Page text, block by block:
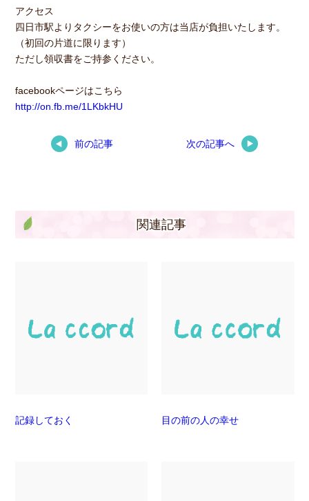
アクセス
四日市駅よりタクシーをお使いの方は当店が負担いたします。
（初回の片道に限ります）
ただし領収書をご持参ください。
facebookページはこちら
http://on.fb.me/1LKbkHU
前の記事 次の記事へ
関連記事
記録しておく 目の前の人の幸せ